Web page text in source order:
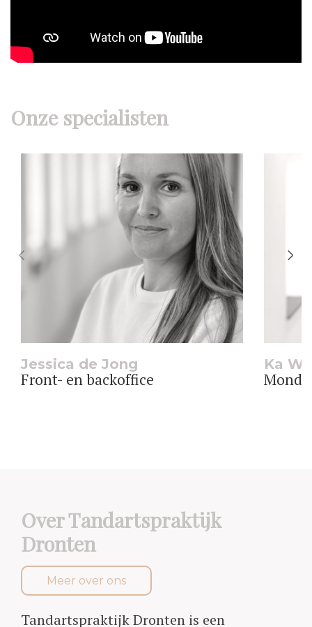
Onze specialisten
Jessica de Jong
Front- en backoffice
Ka
Over Tandartspraktijk
Dronten
Meer over ons
Tandartspraktijk Dronten is een